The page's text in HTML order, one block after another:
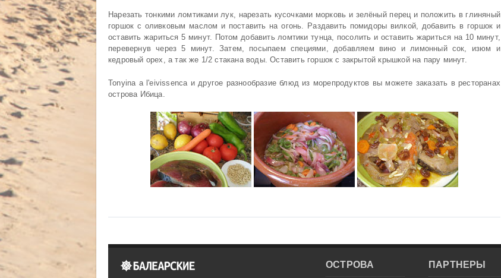
Нарезать тонкими ломтиками лук, нарезать кусочками морковь и зелёный перец и положить в глиняный
горшок с оливковым маслом и поставить на огонь. Раздавить помидоры вилкой, добавить в горшок и
оставить жариться 5 минут. Потом добавить ломтики тунца, посолить и оставить жариться на 10 минут,
перевернув через 5 минут. Затем, посыпаем специями, добавляем вино и лимонный сок, изюм и
кедровый орех, а так же 1/2 стакана воды. Оставить горшок с закрытой крышкой на пару минут.
Tonyina a l'eivissenca и другое разнообразие блюд из морепродуктов вы можете заказать в ресторанах
острова Ибица.
ОСТРОВА ПАРТНЕРЫ